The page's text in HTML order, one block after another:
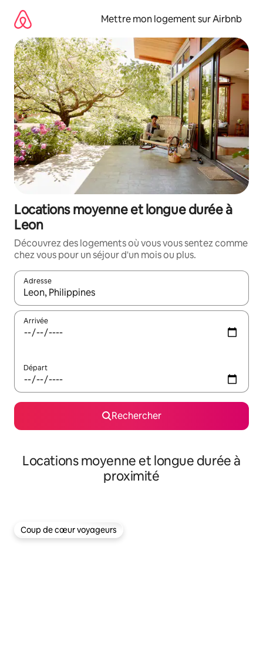
directement
contenu
Mettre mon logement sur Airbnb
Locations moyenne et longue durée à
Leon
Découvrez des logements où vous vous sentez comme
chez vous pour un séjour d'un mois ou plus.
Adresse
Lorsque les résultats s'affichent, utilisez les flèches vers le
Arrivée
Départ
Rechercher
Locations moyenne et longue durée à
proximité
Coup de cœur voyageurs
Coup de cœur voyageurs